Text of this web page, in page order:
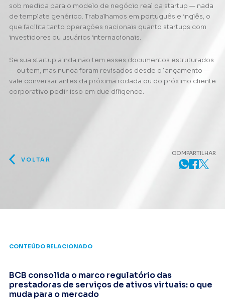
sob medida para o modelo de negócio real da startup — nada
de template genérico. Trabalhamos em português e inglês, o
que facilita tanto operações nacionais quanto startups com
investidores ou usuários internacionais.
Se sua startup ainda não tem esses documentos estruturados
— ou tem, mas nunca foram revisados desde o lançamento —
vale conversar antes da próxima rodada ou do próximo cliente
corporativo pedir isso em due diligence.
VOLTAR
COMPARTILHAR
CONTEÚDO RELACIONADO
BCB consolida o marco regulatório das
prestadoras de serviços de ativos virtuais: o que
muda para o mercado